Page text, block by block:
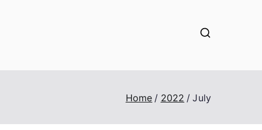
Home 2022 July